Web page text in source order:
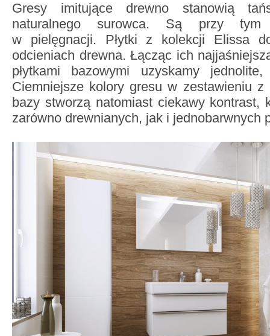
Gresy imitujące drewno stanowią
naturalnego surowca. Są przy tym
w pielęgnacji. Płytki z kolekcji Elissa
odcieniach drewna. Łącząc ich
płytkami bazowymi uzyskamy
Ciemniejsze kolory gresu w zestawieniu z
bazy stworzą natomiast ciekawy kontrast,
zarówno drewnianych, jak i jednobarwnych